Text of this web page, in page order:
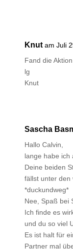
Knut am Juli
Fand die
lg
Knut
Sascha
Hallo Calvin,
lange habe ich
Deine beiden
fällst unter den
*duckundweg*
Nee, Spaß bei
Ich finde es
und du so viel
Es ist halt für
Partner mal